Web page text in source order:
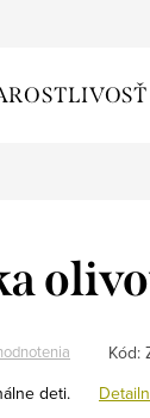
Kód:
deti.